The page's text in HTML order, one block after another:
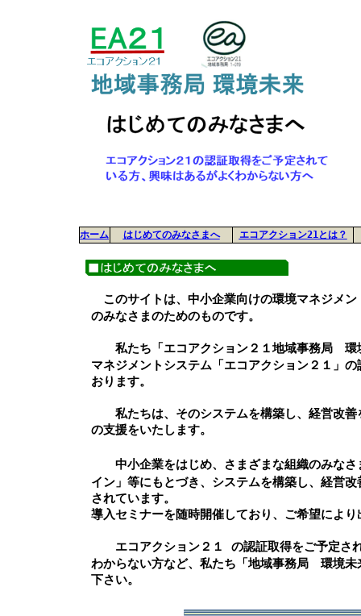
ホーム はじめてのみなさまへ エコアクション21とは？
このサイトは、中小企業向けの環境マネジメン
のみなさまのためのものです。
私たち「エコアクション２１地域事務局 環境
マネジメントシステム「エコアクション２１」
おります。
私たちは、そのシステムを構築し、経営改善
の支援をいたします。
中小企業をはじめ、さまざまな組織のみなさ
イン」等にもとづき、システムを構築し、経営
されています。
導入セミナーを随時開催しており、ご希望により
エコアクション２１ の認証取得をご予定され
わからない方など、私たち「地域事務局 環境未
下さい。